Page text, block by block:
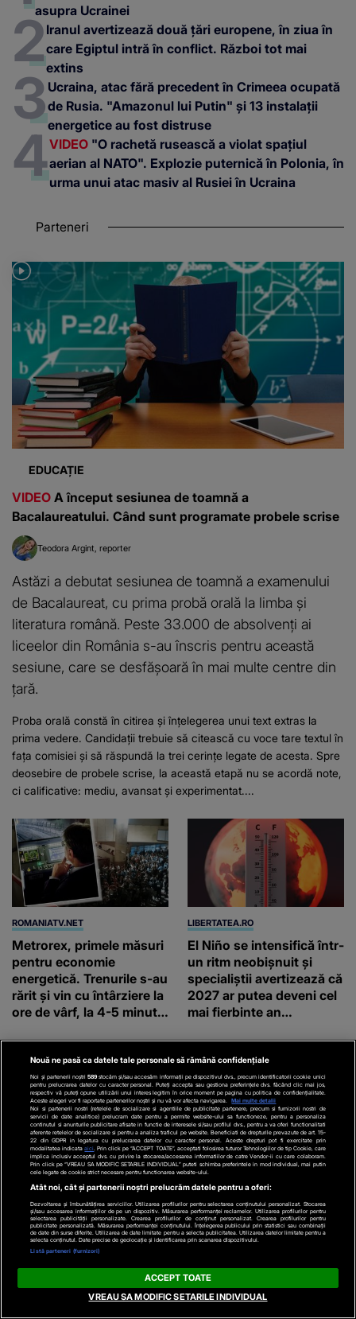
asupra Ucrainei
Iranul avertizează două țări europene, în ziua în
care Egiptul intră în conflict. Război tot mai
extins
Ucraina, atac fără precedent în Crimeea ocupată
de Rusia. "Amazonul lui Putin" și 13 instalații
energetice au fost distruse
VIDEO "O rachetă rusească a violat spațiul
aerian al NATO". Explozie puternică în Polonia, în
urma unui atac masiv al Rusiei în Ucraina
Parteneri
EDUCAȚIE
VIDEO A început sesiunea de toamnă a
Bacalaureatului. Când sunt programate probele scrise
Teodora Argint reporter
Astăzi a debutat sesiunea de toamnă a examenului
de Bacalaureat, cu prima probă orală la limba și
literatura română. Peste 33.000 de absolvenți ai
liceelor din România s-au înscris pentru această
sesiune, care se desfășoară în mai multe centre din
țară.
Proba orală constă în citirea și înțelegerea unui text extras la
prima vedere. Candidații trebuie să citească cu voce tare textul în
fața comisiei și să răspundă la trei cerințe legate de acesta. Spre
deosebire de probele scrise, la această etapă nu se acordă note,
ci calificative: mediu, avansat și experimentat....
ROMANIATV.NET
Metrorex, primele măsuri
pentru economie
energetică. Trenurile s-au
rărit și vin cu întârziere la
ore de vârf, la 4-5 minute.
conductor: Să ne
solidarizăm și să ieșim în
stradă
LIBERTATEA.RO
El Niño se intensifică într-
un ritm neobișnuit și
specialiștii avertizează că
2027 ar putea deveni cel
mai fierbinte an
LIBERTATEA.RO
Ploi torențiale și vijelii în
România după valul de
căldură extremă.
Prognoza meteo ANM
pentru perioada 4-31
KANALD.RO
O nouă mișcare seismică
în România! Zona care s-
a cutremurat azi-noapte
Nouă ne pasă ca datele tale personale să rămână confidențiale
Noi și partenerii noștri 589stocăm și/sau accesăm informații pe dispozitivul dvs., precum identificatorii cookie unici
pentru prelucrarea datelor cu caracter personal. Puteți accepta sau gestiona preferințele dvs. făcând clic mai jos,
respectiv vă puteți opune utilizării unui interes legitim în orice moment pe pagina cu politica de confidențialitate.
Aceste alegeri vor fi raportate partenerilor noștri și nu vă vor afecta navigarea.
Mai multe detalii
Noi si partenerii nostri (retelele de socializare si agentiile de publicitate partenere, precum si furnizorii nostri de
servicii de date analitice) prelucram date pentru a permite website-ului sa functioneze, pentru a personaliza
continutul si anunturile publicitare afisate in functie de interesele si/sau profilul dvs., pentru a va oferi functionalitati
aferente retelelor de socializare si pentru a analiza traficul pe website. Beneficiati de drepturile prevazute de art. 15-
22 din GDPR in legatura cu prelucrarea datelor cu caracter personal. Aceste drepturi pot fi exercitate prin
modalitatea indicataaici . Prin click pe “ACCEPT TOATE”, acceptati folosirea tuturor Tehnologiilor de tip Cookie, care
implica inclusiv acceptul dvs. cu privire la stocarea/accesarea informatiilor de catre Vendor-ii cu care colaboram.
Prin click pe “VREAU SA MODIFIC SETARILE INDIVIDUAL” puteti schimba preferintele in mod individual, mai putin
cele legate de cookie strict necesare pentru functionarea website-ului.
Atât noi, cât și partenerii noștri prelucrăm datele pentru a oferi:
Dezvoltarea și îmbunătățirea serviciilor. Utilizarea profilurilor pentru selectarea conținutului personalizat. Stocarea
și/sau accesarea informațiilor de pe un dispozitiv. Măsurarea performanței reclamelor. Utilizarea profilurilor pentru
selectarea publicității personalizate. Crearea profilurilor de conținut personalizat. Crearea profilurilor pentru
publicitate personalizată. Măsurarea performanței conținutului. Înțelegerea publicului prin statistici sau combinații
de date din surse diferite. Utilizarea de date limitate pentru a selecta publicitatea. Utilizarea datelor limitate pentru a
selecta conținutul. Date precise de geolocație și identificarea prin scanarea dispozitivului.
Listă parteneri (furnizori)
ACCEPT TOATE
VREAU SA MODIFIC SETARILE INDIVIDUAL